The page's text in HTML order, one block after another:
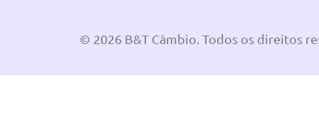
© 2026 B&T Câmbio. Todos os direitos